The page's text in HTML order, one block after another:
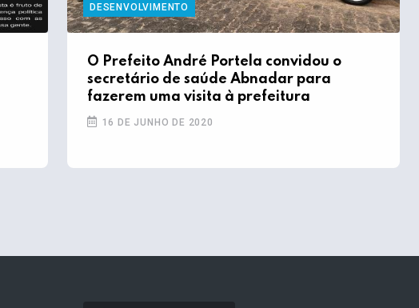
DESENVOLVIMENTO
O Prefeito André Portela convidou o
secretário de saúde Abnadar para
fazerem uma visita à prefeitura
16 DE JUNHO DE 2020